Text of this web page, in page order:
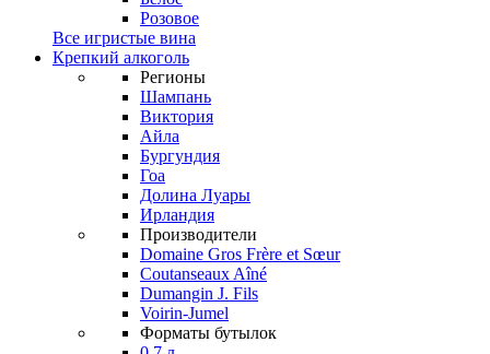
Розовое
Все игристые вина
Крепкий алкоголь
Регионы
Шампань
Виктория
Айла
Бургундия
Гоа
Долина Луары
Ирландия
Производители
Domaine Gros Frère et Sœur
Coutanseaux Aîné
Dumangin J. Fils
Voirin-Jumel
Форматы бутылок